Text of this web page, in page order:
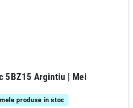
5BZ15 Argintiu | Mei
produse in stoc